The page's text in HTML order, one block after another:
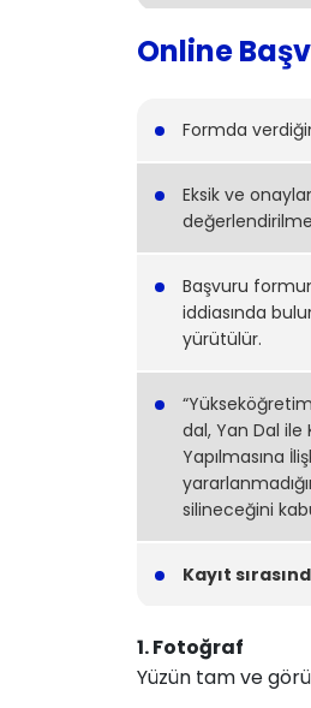
Online
Formda
Eksik ve
Başvuru
iddiasında
yürütülür.
dal, Yan Dal ile
Yapılmasına
silineceğini
​Kayıt
1. Fotoğraf
Yüzün tam ve